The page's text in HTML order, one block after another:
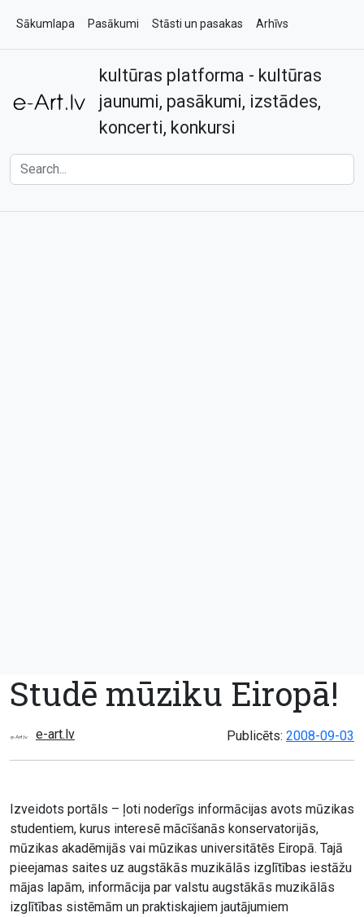
Sākumlapa Pasākumi Stāsti un pasakas Arhīvs
Kontakti
kultūras platforma - kultūras
jaunumi, pasākumi, izstādes,
koncerti, konkursi
Studē mūziku Eiropā!
e-art.lv Publicēts: 2008-09-03
Izveidots portāls – ļoti noderīgs informācijas avots mūzikas
studentiem, kurus interesē mācīšanās konservatorijās,
mūzikas akadēmijās vai mūzikas universitātēs Eiropā. Tajā
pieejamas saites uz augstākās muzikālās izglītības iestāžu
mājas lapām, informācija par valstu augstākās muzikālās
izglītības sistēmām un praktiskajiem jautājumiem